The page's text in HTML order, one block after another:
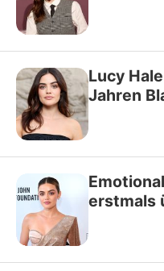
Lucy
Jahren
erstmals